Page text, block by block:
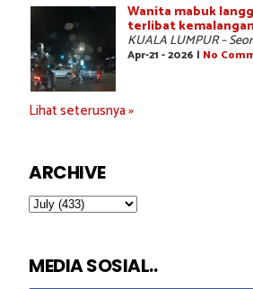
Wanita mabuk
terlibat
KUALA LUMPUR –
Apr-21 - 2026 | No
Lihat seterusnya »
ARCHIVE
MEDIA SOSIAL..